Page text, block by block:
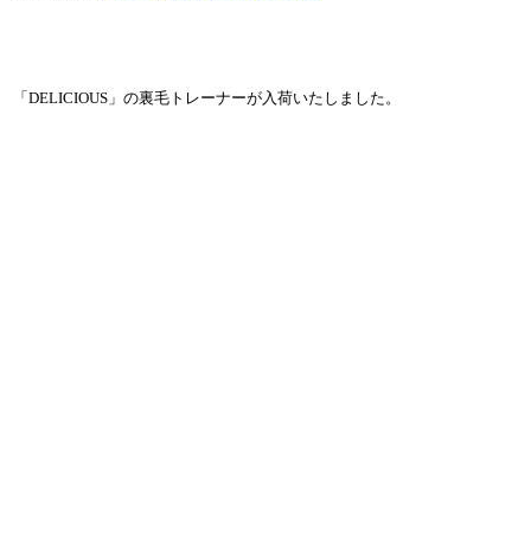
「DELICIOUS」の裏毛トレーナーが入荷いたしました。